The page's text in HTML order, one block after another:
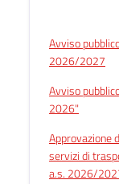
Avviso
2026/2027
Avviso
2026"
Approvazione
servizi di
a.s. 2026/